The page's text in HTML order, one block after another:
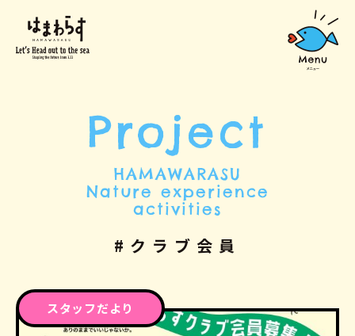
Project
HAMAWARASU
Nature experience
activities
#クラブ会員
スタッフだより